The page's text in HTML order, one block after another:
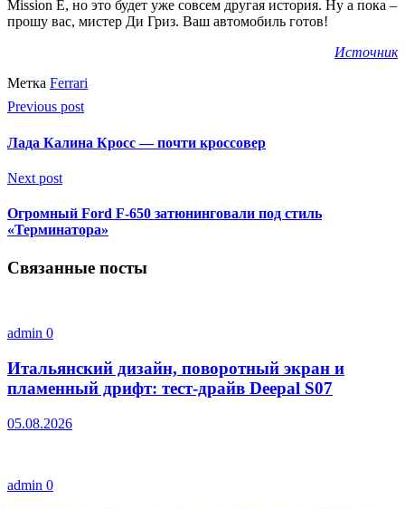
Mission E, но это будет уже совсем другая история. Ну а пока –
прошу вас, мистер Ди Гриз. Ваш автомобиль готов!
Источник
Метка Ferrari
Previous post
Лада Калина Кросс — почти кроссовер
Next post
Огромный Ford F-650 затюнинговали под стиль
«Терминатора»
Связанные посты
admin 0
Итальянский дизайн, поворотный экран и
пламенный дрифт: тест-драйв Deepal S07
05.08.2026
admin 0